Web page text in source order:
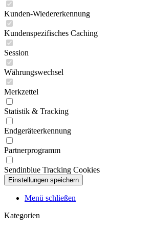
Kunden-Wiedererkennung
Kundenspezifisches Caching
Session
Währungswechsel
Merkzettel
Statistik & Tracking
Endgeräteerkennung
Partnerprogramm
Sendinblue Tracking Cookies
Menü schließen
Kategorien